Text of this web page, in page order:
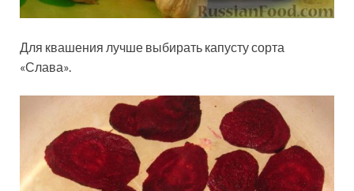
Для квашения лучше выбирать капусту сорта
«Слава».